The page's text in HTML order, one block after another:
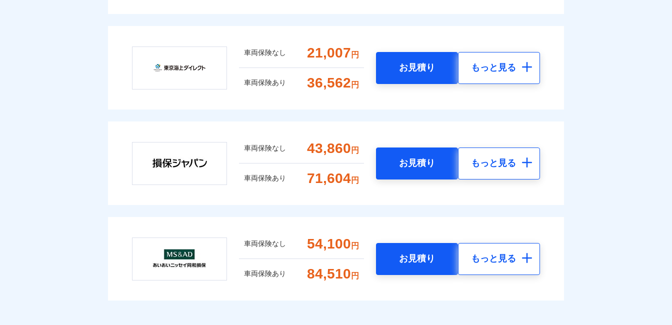
車両保険なし 21,007 円
車両保険あり 36,562 円
お見積り もっと見る
車両保険なし 43,860 円
車両保険あり 71,604円
お見積り もっと見る
車両保険なし 54,100 円
車両保険あり 84,510 円
お見積り もっと見る